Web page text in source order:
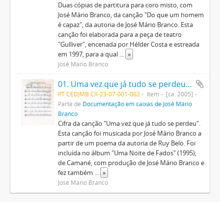
Duas cópias de partitura para coro misto, com
José Mário Branco, da canção "Do que um homem
é capaz", da autoria de José Mário Branco. Esta
canção foi elaborada para a peça de teatro
"Gulliver", encenada por Hélder Costa e estreada
em 1997, para a qual ... »
José Mário Branco
01. Uma vez que já tudo se perdeu (cifra)
PT CEDJMB CX-23-07-001-002 Item
[ca. 2005]
Parte de Documentação em caixas de José Mário
Branco
Cifra da canção "Uma vez que já tudo se perdeu".
Esta canção foi musicada por José Mário Branco a
partir de um poema da autoria de Ruy Belo. Foi
incluída no álbum "Uma Noite de Fados" (1995),
de Camané, com produção de José Mário Branco e
fez também ... »
José Mário Branco